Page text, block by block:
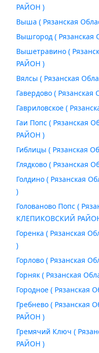
РАЙОН )
Выша ( Рязанская
Вышгород (
Вышетравино (
РАЙОН )
Вялсы ( Рязанская
Гавердово (
Гавриловское (
Гаи Попс ( Рязанская
РАЙОН )
Гиблицы ( Рязанская
Глядково ( Рязанская
Голдино ( Рязанская
)
Голованово Попс (
КЛЕПИКОВСКИЙ
Горенка ( Рязанская
)
Горлово ( Рязанская
Горняк ( Рязанская
Городное (
Гребнево (
РАЙОН )
Гремячий Ключ (
РАЙОН )